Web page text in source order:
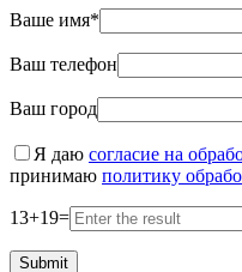
Ваше имя*
Ваш телефон
Ваш город
Я даю согласие на
принимаю политику
13+19=